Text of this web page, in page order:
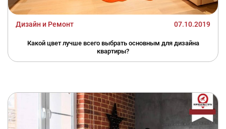
Дизайн и Ремонт 07.10.2019
Какой цвет лучше всего выбрать основным для дизайна
квартиры?